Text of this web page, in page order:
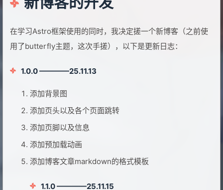
在学习Astro框架使用的同时，我决定搓一个新博客（之前使
用了butterfly主题，这次手搓），以下是更新日志：
1.0.0 ————25.11.13
添加背景图
添加页头以及各个页面跳转
添加页脚以及信息
添加预加载动画
添加博客文章markdown的格式模板
1.1.0 ————25.11.15